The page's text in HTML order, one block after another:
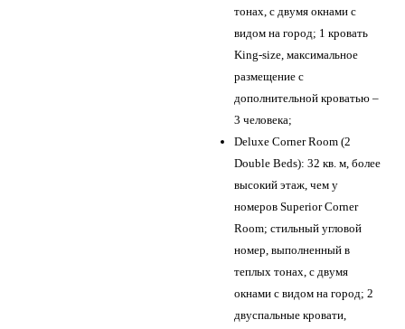
тонах, с двумя окнами с
видом на город; 1 кровать
King-size, максимальное
размещение с
дополнительной кроватью –
3 человека;
Deluxe Corner Room (2
Double Beds): 32 кв. м, более
высокий этаж, чем у
номеров Superior Corner
Room; стильный угловой
номер, выполненный в
теплых тонах, с двумя
окнами с видом на город; 2
двуспальные кровати,